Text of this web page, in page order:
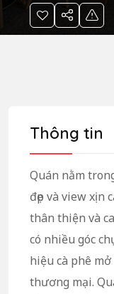
Thông tin
Quán nằm
đẹp và view xịn
thân thiện và
có nhiều góc
hiệu cà phê
thương mại.